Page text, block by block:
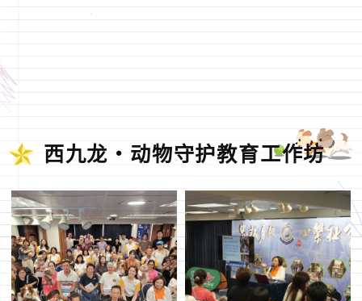
西九龙‧动物守护教育工作坊